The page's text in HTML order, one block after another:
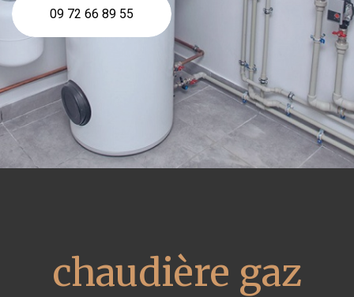
09 72 66 89 55
chaudière gaz